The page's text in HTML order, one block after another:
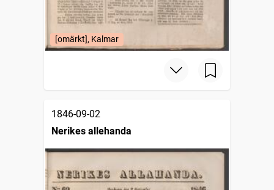
[omärkt], Kalmar
1846-09-02
Nerikes allehanda